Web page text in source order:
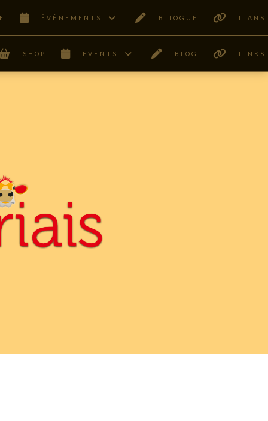
ÊVÉNEMENTS BLIOGUE LIANS
SHOP EVENTS BLOG LINKS